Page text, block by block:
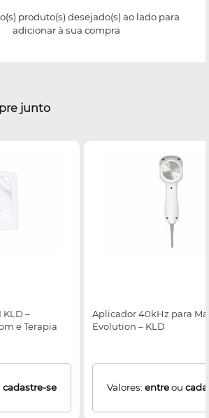
produto(s) desejado(s) ao lado para
adicionar à sua compra
junto
–
e Terapia
cadastre-se
Aplicador 40kHz para
Evolution – KLD
Valores: entreou